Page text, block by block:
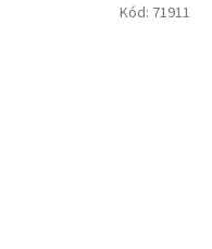
Kód: 71911